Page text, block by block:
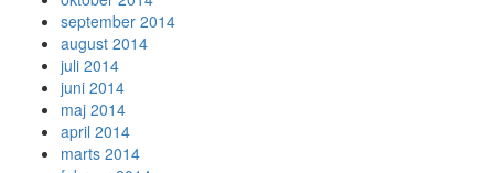
september 2014
august 2014
juli 2014
juni 2014
maj 2014
april 2014
marts 2014